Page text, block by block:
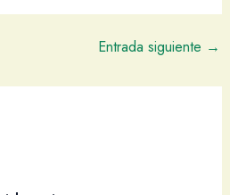
Entrada siguiente →